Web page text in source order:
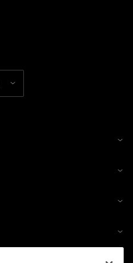
statistik, jika ada)
fakta atau
sini. OKX Web3 Wallet dan